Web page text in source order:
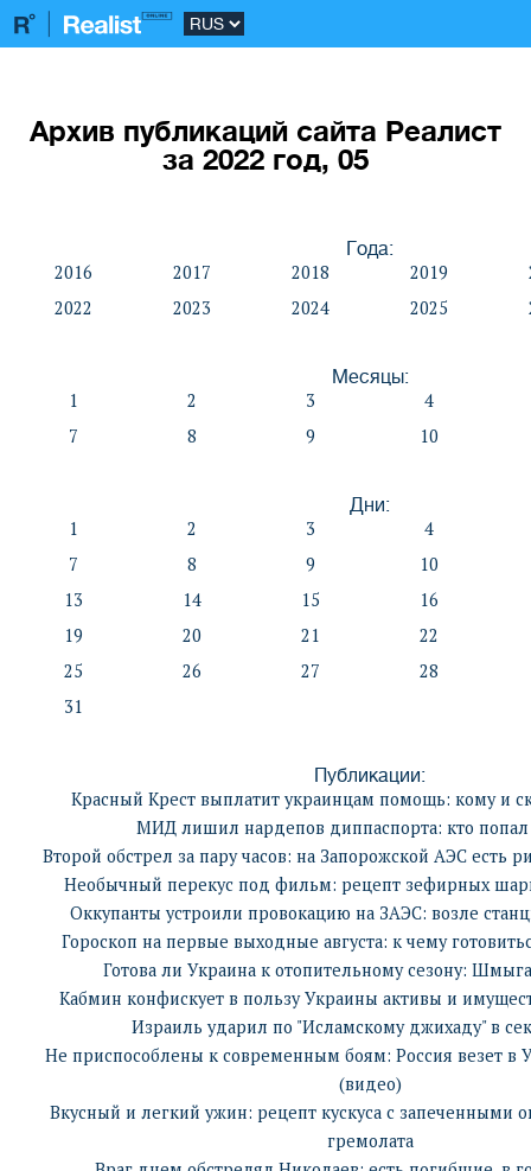
Архив публикаций сайта Реалист
за 2022 год, 05
Года:
2016 2017 2018 2019
2022
2023 2024 2025
Месяцы:
1 2 3
4
7
8 9 10
Дни:
1 2 3
4
7
8 9
10
13
14 15
16
19
20 21
22
25
26 27
28
31
Публикации:
Красный Крест выплатит украинцам помощь: кому и
МИД лишил нардепов диппаспорта: кто попал
Второй обстрел за пару часов: на Запорожской АЭС есть
Необычный перекус под фильм: рецепт зефирных
Оккупанты устроили провокацию на ЗАЭС: возле
Гороскоп на первые выходные августа: к чему
Готова ли Украина к отопительному сезону:
Кабмин конфискует в пользу Украины активы и
Израиль ударил по "Исламскому джихаду" в
Не приспособлены к современным боям: Россия везет в
(видео)
Вкусный и легкий ужин: рецепт кускуса с запеченными
гремолата